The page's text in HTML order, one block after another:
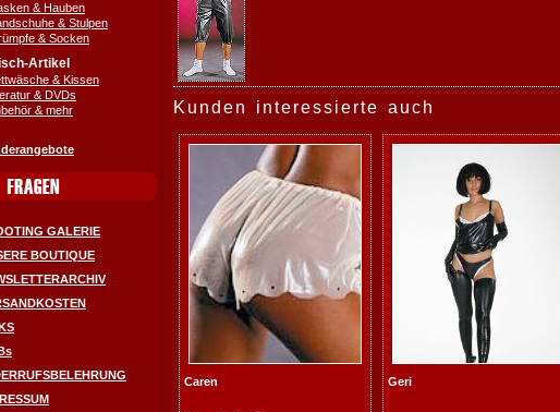
& Hauben
& Stulpen
& Socken
Artikel
& Kissen
& DVDs
& mehr
GALERIE
BOUTIQUE
Kunden interessierte auch
Caren Geri